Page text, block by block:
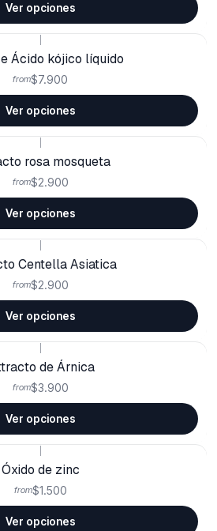
Ver opciones
Ácido kójico líquido
from$7.900
Ver opciones
rosa mosqueta
from$2.900
Ver opciones
Centella Asiatica
from$2.900
Ver opciones
de Árnica
from$3.900
Ver opciones
Óxido de zinc
from$1.500
Ver opciones